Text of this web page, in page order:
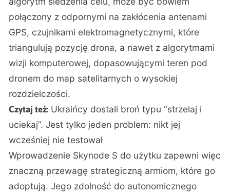
połączony z odpornymi na zakłócenia antenami
GPS, czujnikami elektromagnetycznymi, które
triangulują pozycję drona, a nawet z algorytmami
wizji komputerowej, dopasowującymi teren pod
dronem do map satelitarnych o wysokiej
rozdzielczości.
Czytaj też: Ukraińcy dostali broń typu “strzelaj i
uciekaj”. Jest tylko jeden problem: nikt jej
wcześniej nie testował
Wprowadzenie Skynode S do użytku zapewni więc
znaczną przewagę strategiczną armiom, które go
adoptują. Jego zdolność do autonomicznego